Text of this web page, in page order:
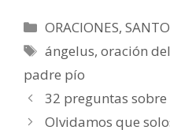
Categorías
ORACIONES,
Etiquetas
ángelus,oración
padre pío
32 preguntas sobre
Olvidamos que